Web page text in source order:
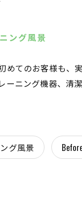
ング風景
てのお客様も、
ニング機器、清
グ風景